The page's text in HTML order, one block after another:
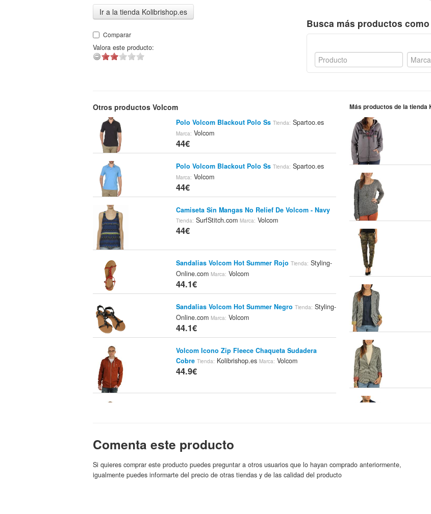
Ir a la tienda Kolibrishop.es
Comparar
Valora este producto:
Busca más productos
Otros productos Volcom
Polo Volcom Blackout Polo Ss Tienda: Spartoo.es
Marca: Volcom
44€
Polo Volcom Blackout Polo Ss Tienda: Spartoo.es
Marca: Volcom
44€
Camiseta Sin Mangas No Relief De Volcom - Navy
Tienda: SurfStitch.comMarca: Volcom
44€
Sandalias Volcom Hot Summer Rojo Tienda: Styling-
Online.comMarca: Volcom
44.1€
Sandalias Volcom Hot Summer Negro Tienda: Styling-
Online.comMarca: Volcom
44.1€
Volcom Icono Zip Fleece Chaqueta Sudadera
Cobre Tienda: Kolibrishop.esMarca: Volcom
44.9€
Camisetas Manga Larga Volcom Rocks The LS
Fashion Tee Tienda: Blue Tomato Online ShopMarca:
Más productos de la tienda
Comenta este producto
Si quieres comprar este producto puedes preguntar a otros usuarios que lo hayan comprado anteriormente,
igualmente puedes informarte del precio de otras tiendas y de las calidad del producto